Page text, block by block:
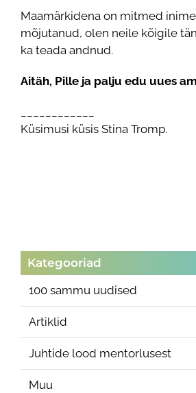
Maamärkidena on mitmed
mõjutanud, olen neile kõigile
ka teada andnud.
Aitäh, Pille ja palju edu uues
Küsimusi küsis Stina Tromp.
Kategooriad
100 sammu uudised
Artiklid
Juhtide lood mentorlusest
Muu